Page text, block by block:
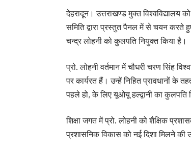
देहरादून। उत्तराखण्ड मुक्त विश्वविद्यालय
समिति द्वारा प्रस्तुत पैनल में से चयन करते
चन्द्र लोहनी को कुलपति नियुक्त किया है।
प्रो. लोहनी वर्तमान में चौधरी चरण सिंह
पर कार्यरत हैं। उन्हें निहित प्रावधानों के
पहले हो, के लिए यूओयू हल्द्वानी का कुलपति
शिक्षा जगत में प्रो. लोहनी को शैक्षिक
प्रशासनिक विकास को नई दिशा मिलने की